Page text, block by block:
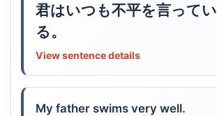
君はいつも不平を言ってい
る。
View sentence details
My father swims very well.